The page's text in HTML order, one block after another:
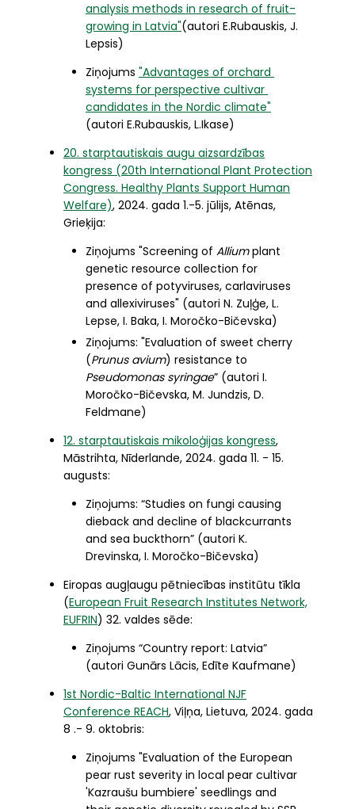
analysis methods in research of fruit-
growing in Latvia"(autori E.Rubauskis, J.
Lepsis)
Ziņojums "Advantages of orchard
systems for perspective cultivar
candidates in the Nordic climate"
(autori E.Rubauskis, L.Ikase)
20. starptautiskais augu aizsardzības
kongress (20th International Plant Protection
Congress. Healthy Plants Support Human
Welfare), 2024. gada 1.-5. jūlijs, Atēnas,
Grieķija:
Ziņojums "Screening of Alliumplant
genetic resource collection for
presence of potyviruses, carlaviruses
and allexiviruses" (autori N. Zuļģe, L.
Lepse, I. Baka, I. Moročko-Bičevska)
Ziņojums: "Evaluation of sweet cherry
(Prunus avium) resistance to
Pseudomonas syringae” (autori I.
Moročko-Bičevska, M. Jundzis, D.
Feldmane)
12. starptautiskais mikoloģijas kongress,
Māstrihta, Nīderlande, 2024. gada 11. - 15.
augusts:
Ziņojums: “Studies on fungi causing
dieback and decline of blackcurrants
and sea buckthorn” (autori K.
Drevinska, I. Moročko-Bičevska)
Eiropas augļaugu pētniecības institūtu tīkla
(European Fruit Research Institutes Network,
EUFRIN) 32. valdes sēde:
Ziņojums “Country report: Latvia”
(autori Gunārs Lācis, Edīte Kaufmane)
1st Nordic-Baltic International NJF
Conference REACH, Viļņa, Lietuva, 2024. gada
8 .- 9. oktobris:
Ziņojums "Evaluation of the European
pear rust severity in local pear cultivar
'Kazraušu bumbiere' seedlings and